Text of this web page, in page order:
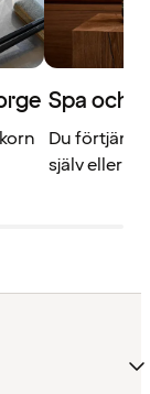
Spa och
Du
själv eller